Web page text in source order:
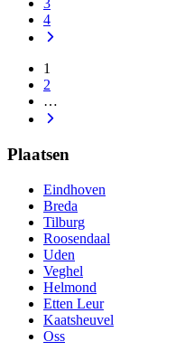
3
4
1
2
…
Plaatsen
Eindhoven
Breda
Tilburg
Roosendaal
Uden
Veghel
Helmond
Etten Leur
Kaatsheuvel
Oss